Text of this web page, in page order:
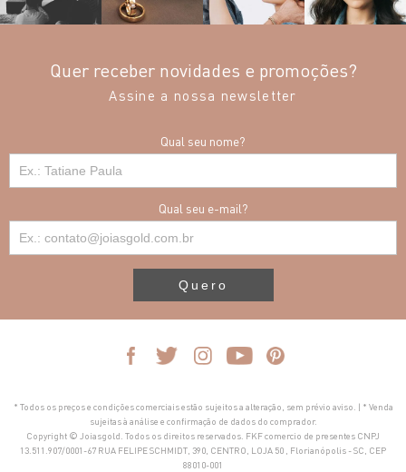
Quer receber novidades e promoções?
Assine a nossa newsletter
Qual seu nome?
Qual seu e-mail?
Quero
* Todos os preços e condições comerciais estão sujeitos a alteração, sem prévio aviso. | * Venda
sujeitas à análise e confirmação de dados do comprador.
Copyright © Joiasgold. Todos os direitos reservados. FKF comercio de presentes CNPJ
13.511.907/0001-67 RUA FELIPE SCHMIDT, 390, CENTRO, LOJA 50 , Florianópolis - SC, CEP
88010-001